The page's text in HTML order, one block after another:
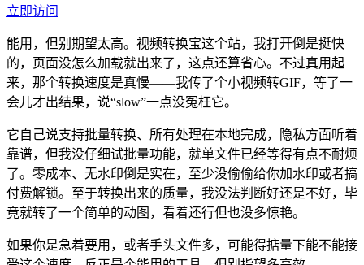
立即访问
能用，但别期望太高。视频转换宝这个站，我打开倒是挺快
的，页面没怎么加载就出来了，这点还算省心。不过真用起
来，那个转换速度是真慢——我传了个小视频转GIF，等了一
会儿才出结果，说“slow”一点没冤枉它。
它自己说支持批量转换、所有处理在本地完成，隐私方面听着
靠谱，但我没仔细试批量功能，就单文件已经等得有点不耐烦
了。零成本、无水印倒是实在，至少没偷偷给你加水印或者搞
付费解锁。至于转换出来的质量，我没法判断好还是不好，毕
竟就转了一个简单的动图，看着还行但也没多惊艳。
如果你是急着要用，或者手头文件多，可能得掂量下能不能接